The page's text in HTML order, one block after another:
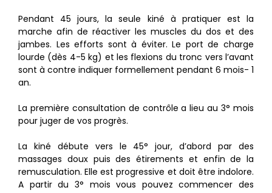
Pendant 45 jours, la seule kiné à pratiquer est la
marche afin de réactiver les muscles du dos et des
jambes. Les efforts sont à éviter. Le port de charge
lourde (dès 4-5 kg) et les flexions du tronc vers l’avant
sont à contre indiquer formellement pendant 6 mois- 1
an.
La première consultation de contrôle a lieu au 3° mois
pour juger de vos progrès.
La kiné débute vers le 45° jour, d’abord par des
massages doux puis des étirements et enfin de la
remusculation. Elle est progressive et doit être indolore.
A partir du 3° mois vous pouvez commencer des